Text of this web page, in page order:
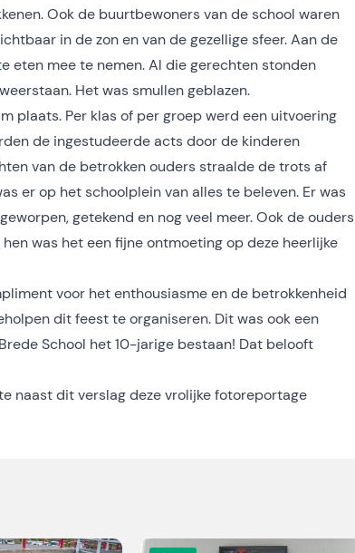
Ook de buurtbewoners van de school waren
in de zon en van de gezellige sfeer. Aan de
eten mee te nemen. Al die gerechten stonden
Het was smullen geblazen.
plaats. Per klas of per groep werd een uitvoering
de ingestudeerde acts door de kinderen
van de betrokken ouders straalde de trots af
er op het schoolplein van alles te beleven. Er was
getekend en nog veel meer. Ook de ouders
was het een fijne ontmoeting op deze heerlijke
voor het enthousiasme en de betrokkenheid
dit feest te organiseren. Dit was ook een
School het 10-jarige bestaan! Dat belooft
naast dit verslagdeze vrolijke fotoreportage